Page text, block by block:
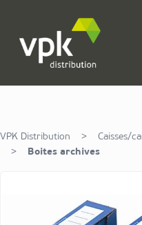
VPK Distribution > Caisses/
>
Boites archives